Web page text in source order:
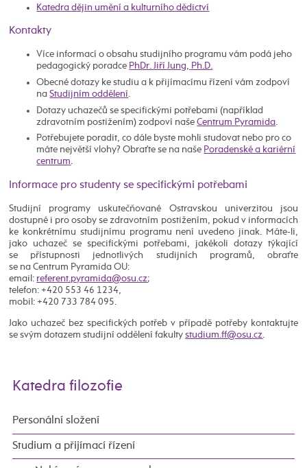
Katedra dějin umění a kulturního dědictví
Kontakty
Více informací o obsahu studijního programu vám podá jeho
pedagogický poradce PhDr. Jiří Jung, Ph.D.
Obecné dotazy ke studiu a k přijímacímu řízení vám zodpoví
naStudijním oddělení.
Dotazy uchazečů se specifickými potřebami (například
zdravotním postižením) zodpoví našeCentrum Pyramida
Potřebujete poradit, co dále byste mohli studovat nebo pro co
máte největší vlohy? Obraťte se na naše Poradenské a kariérní
centrum.
Informace pro studenty se specifickými potřebami
Studijní programy uskutečňované Ostravskou univerzitou jsou
dostupné i pro osoby se zdravotním postižením, pokud v informacích
ke konkrétnímu studijnímu programu není uvedeno jinak. Máte-li,
jako uchazeč se specifickými potřebami, jakékoli dotazy týkající
se přístupnosti jednotlivých studijních programů, obraťte
se na Centrum Pyramida OU:
email:
;
telefon: +420 553 46 1234,
mobil: +420 733 784 095.
Jako uchazeč bez specifických potřeb v případě potřeby kontaktujte
se svým dotazem studijní oddělení fakulty
Katedra filozofie
Personální složení
Studium a přijímací řízení